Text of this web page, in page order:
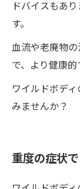
ドバイスもあ
す。
血流や老廃物
で、より健康的
ワイルドボデ
みませんか？
重度の症状